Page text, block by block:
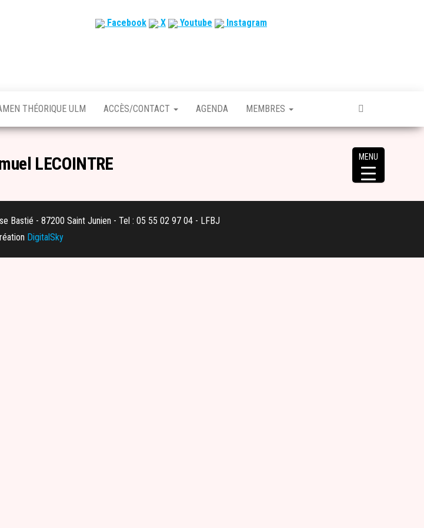
Facebook X Youtube Instagram
THÉORIQUE ULM ACCÈS/CONTACT AGENDA MEMBRES
LECOINTRE
Bastié - 87200 Saint Junien - Tel : 05 55 02 97 04 - LFBJ
DigitalSky
MENU